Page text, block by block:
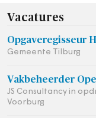
Vacatures
Opgaveregisseur
Gemeente Tilburg
Vakbeheerder
JS Consultancy in
Voorburg